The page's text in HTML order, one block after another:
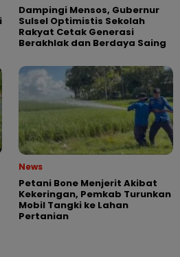
Dampingi Mensos, Gubernur
Sulsel Optimistis Sekolah
Rakyat Cetak Generasi
Berakhlak dan Berdaya Saing
News
Petani Bone Menjerit Akibat
Kekeringan, Pemkab Turunkan
Mobil Tangki ke Lahan
Pertanian